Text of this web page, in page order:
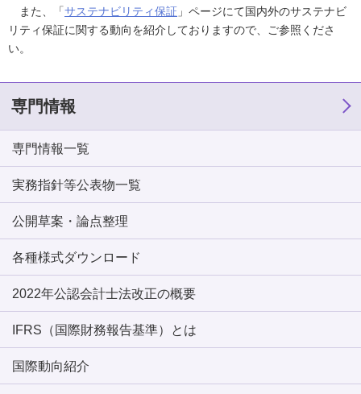
また、「サステナビリティ保証 」ページにて国内外のサステナビ
リティ保証に関する動向を紹介しておりますので、ご参照くださ
い。
専門情報
専門情報一覧
実務指針等公表物一覧
公開草案・論点整理
各種様式ダウンロード
2022年公認会計士法改正の概要
IFRS（国際財務報告基準）とは
国際動向紹介